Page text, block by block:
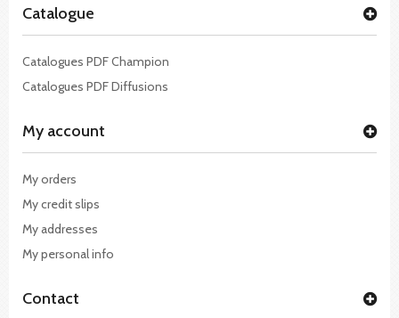
Catalogue
Catalogues PDF Champion
Catalogues PDF Diffusions
My account
My orders
My credit slips
My addresses
My personal info
Contact